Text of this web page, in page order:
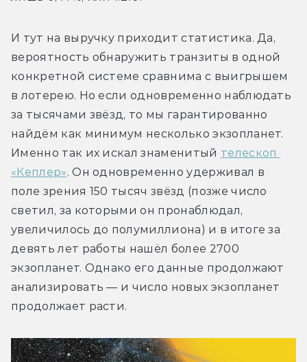
И тут на выручку приходит статистика. Да,
вероятность обнаружить транзиты в одной
конкретной системе сравнима с выигрышем
в лотерею. Но если одновременно наблюдать
за тысячами звёзд, то мы гарантированно
найдём как минимум несколько экзопланет.
Именно так их искал знаменитый телескоп
«Кеплер». Он одновременно удерживал в
поле зрения 150 тысяч звёзд (позже число
светил, за которыми он пронаблюдал,
увеличилось до полумиллиона) и в итоге за
девять лет работы нашёл более 2700
экзопланет. Однако его данные продолжают
анализировать — и число новых экзопланет
продолжает расти.